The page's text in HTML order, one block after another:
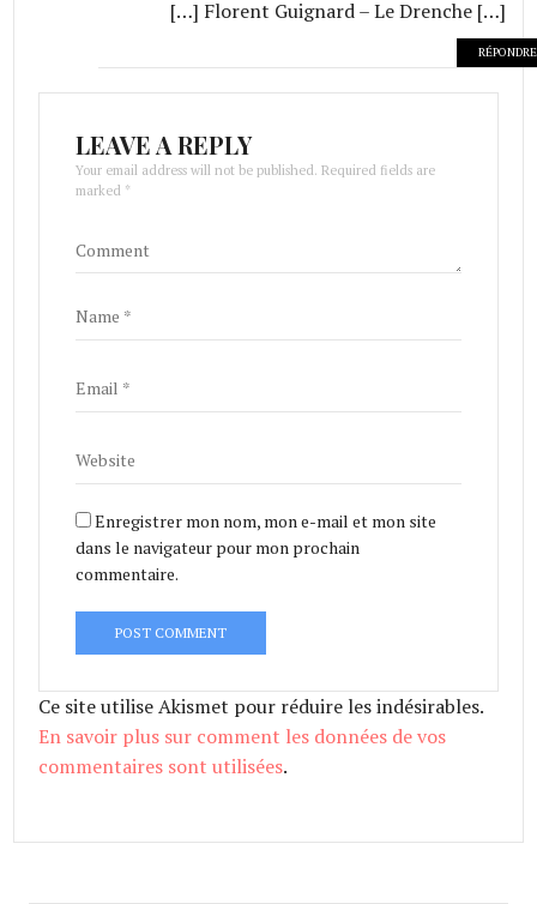
[…] Florent Guignard – Le Drenche […]
RÉPONDRE
LEAVE A REPLY
Your email address will not be published. Required fields are
marked *
Enregistrer mon nom, mon e-mail et mon site
dans le navigateur pour mon prochain
commentaire.
Ce site utilise Akismet pour réduire les indésirables.
En savoir plus sur comment les données de vos
commentaires sont utilisées.